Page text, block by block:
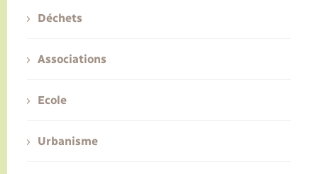
Déchets
Associations
Ecole
Urbanisme